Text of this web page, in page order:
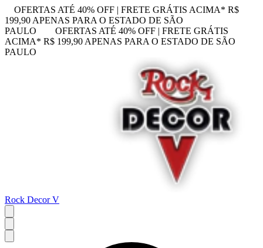
OFERTAS ATÉ 40% OFF | FRETE GRÁTIS ACIMA* R$
199,90 APENAS PARA O ESTADO DE SÃO
PAULO
OFERTAS ATÉ 40% OFF | FRETE GRÁTIS
ACIMA* R$ 199,90 APENAS PARA O ESTADO DE SÃO
PAULO
Rock Decor V